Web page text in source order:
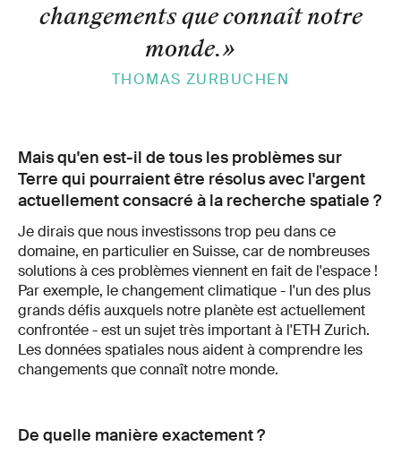
changements que connaît notre
monde.»
THOMAS ZURBUCHEN
Mais qu'en est-il de tous les problèmes sur
Terre qui pourraient être résolus avec l'argent
actuellement consacré à la recherche spatiale ?
Je dirais que nous investissons trop peu dans ce
domaine, en particulier en Suisse, car de nombreuses
solutions à ces problèmes viennent en fait de l'espace !
Par exemple, le changement climatique - l'un des plus
grands défis auxquels notre planète est actuellement
confrontée - est un sujet très important à l'ETH Zurich.
Les données spatiales nous aident à comprendre les
changements que connaît notre monde.
De quelle manière exactement ?